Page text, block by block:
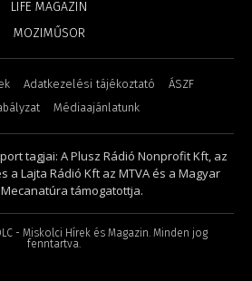
LIFE MAGAZIN
MOZIMŰSOR
Adatkezelési tájékoztató
ÁSZF
Médiaajánlatunk
tagjai: A Plusz Rádió Nonprofit Kft, az
a Lajta Rádió Kft az MTVA és a Magyar
támogatottja.
- Miskolci Hírek és Magazin. Minden jog
fenntartva.